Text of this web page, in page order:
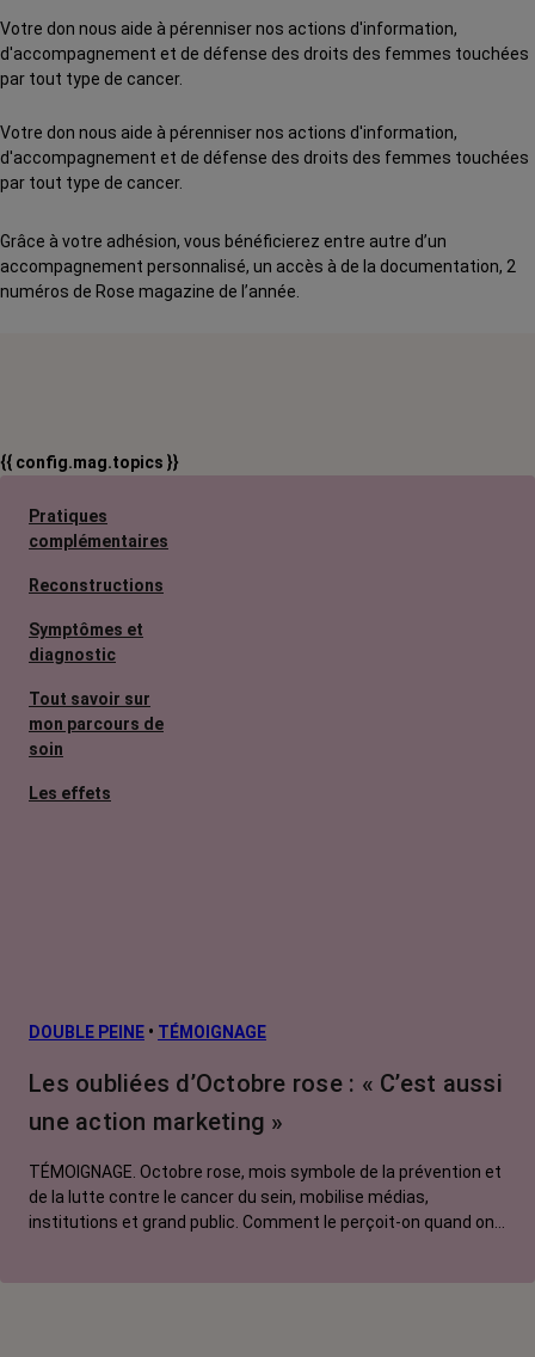
Votre don nous aide à pérenniser nos actions d'information,
d'accompagnement et de défense des droits des femmes touchées
par tout type de cancer.
Votre don nous aide à pérenniser nos actions d'information,
d'accompagnement et de défense des droits des femmes touchées
par tout type de cancer.
Grâce à votre adhésion, vous bénéficierez entre autre d’un
accompagnement personnalisé, un accès à de la documentation, 2
numéros de Rose magazine de l’année.
{{ config.mag.topics }}
Pratiques
complémentaires
Reconstructions
Symptômes et
diagnostic
Tout savoir sur
mon parcours de
soin
Les effets
L’après cancer
Traitements
contre le cancer
DOUBLE PEINE • TÉMOIGNAGE
Les oubliées d’Octobre rose : « C’est aussi
une action marketing »
TÉMOIGNAGE. Octobre rose, mois symbole de la prévention et
de la lutte contre le cancer du sein, mobilise médias,
institutions et grand public. Comment le perçoit-on quand on